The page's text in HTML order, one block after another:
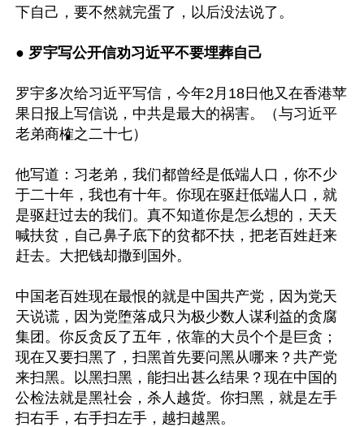
下自己，要不然就完蛋了，以后没法说了。
● 罗宇写公开信劝习近平不要埋葬自己
罗宇多次给习近平写信，今年2月18日他又在香港苹
果日报上写信说，中共是最大的祸害。（与习近平
老弟商榷之二十七）
他写道：习老弟，我们都曾经是低端人口，你不少
于二十年，我也有十年。你现在驱赶低端人口，就
是驱赶过去的我们。真不知道你是怎么想的，天天
喊扶贫，自己鼻子底下的贫都不扶，把老百姓赶来
赶去。大把钱却撒到国外。
中国老百姓现在最恨的就是中国共产党，因为党天
天说谎，因为党堕落成只为极少数人谋利益的贪腐
集团。你反贪反了五年，依靠的大员个个是巨贪；
现在又要扫黑了，扫黑首先要问黑从哪来？共产党
来扫黑。以黑扫黑，能扫出甚么结果？现在中国的
公检法就是黑社会，杀人越货。你扫黑，就是左手
扫右手，右手扫左手，越扫越黑。